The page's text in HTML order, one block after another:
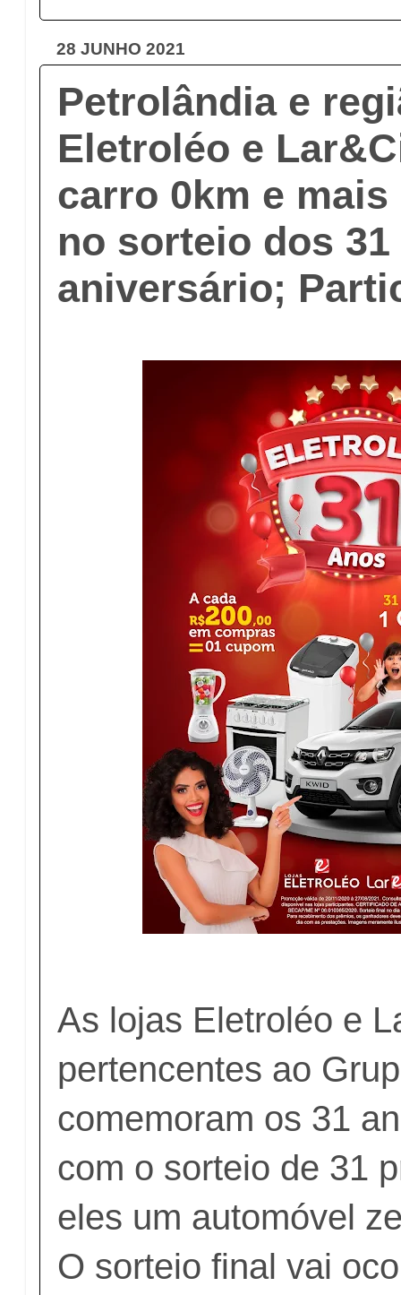
28 JUNHO 2021
Petrolândia e
Eletroléo e
carro 0km e
no sorteio dos
aniversário;
As lojas Eletroléo e
pertencentes ao
comemoram os 31
com o sorteio de 31
eles um automóvel
O sorteio final vai